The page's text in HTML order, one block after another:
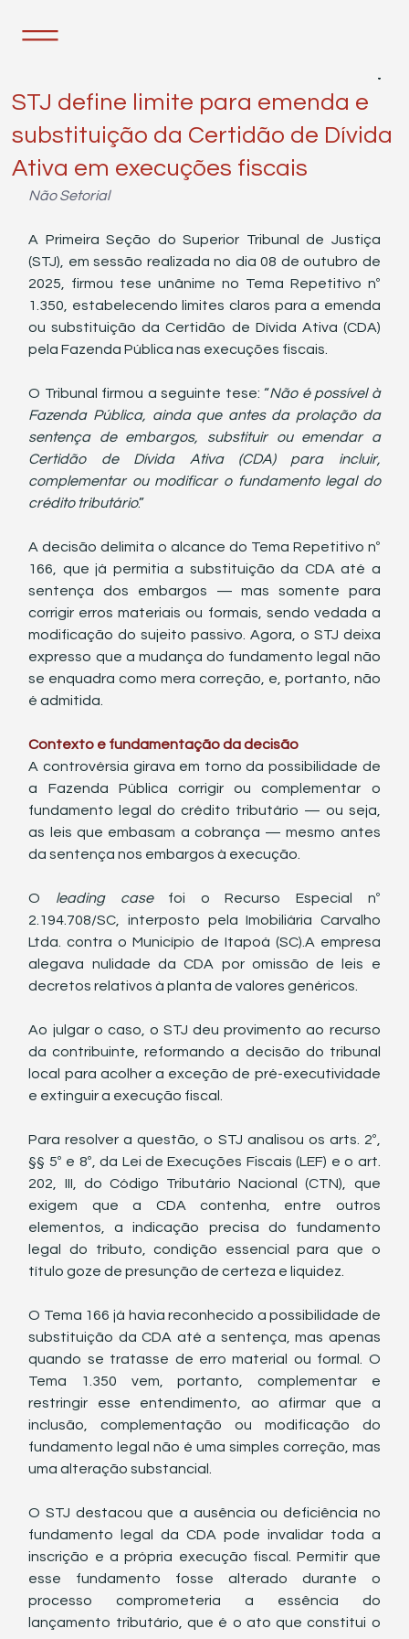
STJ define limite para emenda e
substituição da Certidão de Dívida
Ativa em execuções fiscais
Não Setorial
A Primeira Seção do Superior Tribunal de Justiça
(STJ), em sessão realizada no dia 08 de outubro de
2025, firmou tese unânime no Tema Repetitivo nº
1.350, estabelecendo limites claros para a emenda
ou substituição da Certidão de Dívida Ativa (CDA)
pela Fazenda Pública nas execuções fiscais.
O Tribunal firmou a seguinte tese: “Não é possível à
Fazenda Pública, ainda que antes da prolação da
sentença de embargos, substituir ou emendar a
Certidão de Dívida Ativa (CDA) para incluir,
complementar ou modificar o fundamento legal do
crédito tributário.”
A decisão delimita o alcance do Tema Repetitivo nº
166, que já permitia a substituição da CDA até a
sentença dos embargos — mas somente para
corrigir erros materiais ou formais, sendo vedada a
modificação do sujeito passivo. Agora, o STJ deixa
expresso que a mudança do fundamento legal não
se enquadra como mera correção, e, portanto, não
é admitida.
Contexto e fundamentação da decisão
A controvérsia girava em torno da possibilidade de
a Fazenda Pública corrigir ou complementar o
fundamento legal do crédito tributário — ou seja,
as leis que embasam a cobrança — mesmo antes
da sentença nos embargos à execução.
O leading case foi o Recurso Especial nº
2.194.708/SC, interposto pela Imobiliária Carvalho
Ltda. contra o Município de Itapoá (SC).A empresa
alegava nulidade da CDA por omissão de leis e
decretos relativos à planta de valores genéricos.
Ao julgar o caso, o STJ deu provimento ao recurso
da contribuinte, reformando a decisão do tribunal
local para acolher a exceção de pré-executividade
e extinguir a execução fiscal.
Para resolver a questão, o STJ analisou os arts. 2º,
§§ 5º e 8º, da Lei de Execuções Fiscais (LEF) e o art.
202, III, do Código Tributário Nacional (CTN), que
exigem que a CDA contenha, entre outros
elementos, a indicação precisa do fundamento
legal do tributo, condição essencial para que o
título goze de presunção de certeza e liquidez.
O Tema 166 já havia reconhecido a possibilidade de
substituição da CDA até a sentença, mas apenas
quando se tratasse de erro material ou formal. O
Tema 1.350 vem, portanto, complementar e
restringir esse entendimento, ao afirmar que a
inclusão, complementação ou modificação do
fundamento legal não é uma simples correção, mas
uma alteração substancial.
O STJ destacou que a ausência ou deficiência no
fundamento legal da CDA pode invalidar toda a
inscrição e a própria execução fiscal. Permitir que
esse fundamento fosse alterado durante o
processo comprometeria a essência do
lançamento tributário, que é o ato que constitui o